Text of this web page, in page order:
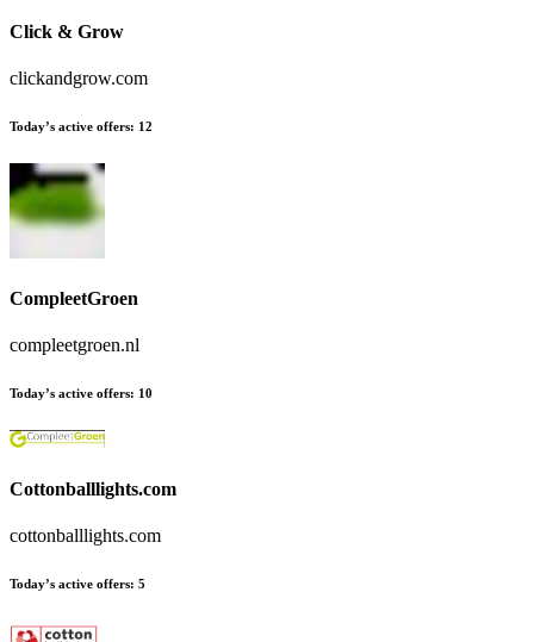
Click & Grow
clickandgrow.com
Today’s active offers: 12
CompleetGroen
compleetgroen.nl
Today’s active offers: 10
Cottonballlights.com
cottonballlights.com
Today’s active offers: 5